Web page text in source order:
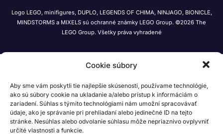
Cookie súbory
Aby sme vám poskytli tie najlepšie skúsenosti, používame technológie,
ako sú súbory cookie na ukladanie a/alebo prístup k informáciám o
zariadení. Súhlas s týmito technológiami nám umožní spracovávať
údaje, ako je správanie pri prehliadaní alebo jedinečné ID na tejto
stránke. Nesúhlas alebo odvolanie súhlasu môže nepriaznivo ovplyvniť
určité vlastnosti a funkcie.
Logo LEGO, minifigures, DUPLO, LEGENDS OF CHIMA, NINJAGO, BIONICLE,
MINDSTORMS a MIXELS sú ochranné známky LEGO Group. ©2026 The
LEGO Group. Všetky práva vyhradené